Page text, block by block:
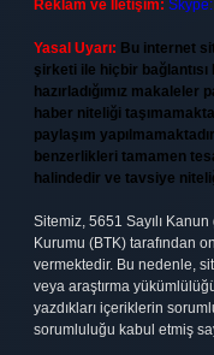
Reklam ve İletişim:
Yasal Uyarı: Bu internet
şirketi ile hiçbir
hazırladığımız
haber niteliği
paylaşım
benzerlikleri tamamen
halindedir ve tavsiye
Sitemiz, 5651 Sayılı
Kurumu (BTK) tarafından
vermektedir. Bu nedenle,
veya araştırma
yazdıkları içeriklerin
sorumluluğu kabul etmiş